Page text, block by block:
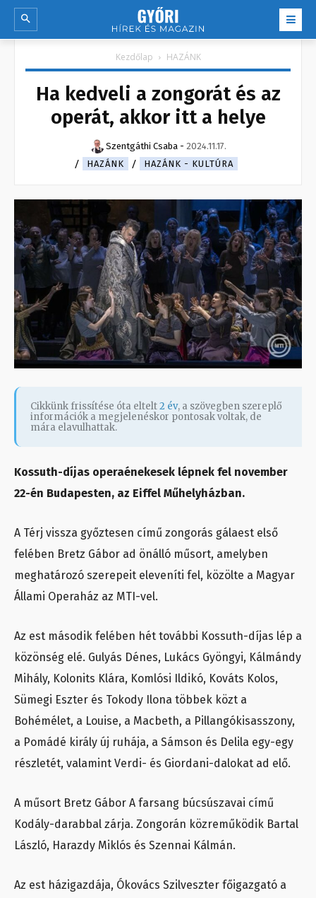
Kezdőlap HAZÁNK
Ha kedveli a zongorát és az
operát, akkor itt a helye
Szentgáthi Csaba - 2024.11.17.
HAZÁNK
HAZÁNK - KULTÚRA
Cikkünk frissítése óta eltelt2 év, a szövegben szereplő
információk a megjelenéskor pontosak voltak, de
mára elavulhattak.
Kossuth-díjas operaénekesek lépnek fel november
22-én Budapesten, az Eiffel Műhelyházban.
A Térj vissza győztesen című zongorás gálaest első
felében Bretz Gábor ad önálló műsort, amelyben
meghatározó szerepeit eleveníti fel, közölte a Magyar
Állami Operaház az MTI-vel.
Az est második felében hét további Kossuth-díjas lép a
közönség elé. Gulyás Dénes, Lukács Gyöngyi, Kálmándy
Mihály, Kolonits Klára, Komlósi Ildikó, Kováts Kolos,
Sümegi Eszter és Tokody Ilona többek közt a
Bohémélet, a Louise, a Macbeth, a Pillangókisasszony,
a Pomádé király új ruhája, a Sámson és Delila egy-egy
részletét, valamint Verdi- és Giordani-dalokat ad elő.
A műsort Bretz Gábor A farsang búcsúszavai című
Kodály-darabbal zárja. Zongorán közreműködik Bartal
László, Harazdy Miklós és Szennai Kálmán.
Az est házigazdája, Ókovács Szilveszter főigazgató a